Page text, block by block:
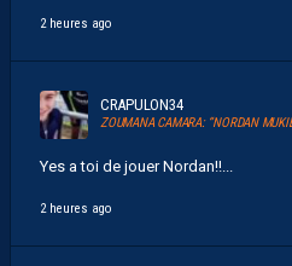
2 heures ago
CRAPULON34
Yes a toi de jouer Nordan!!...
2 heures ago